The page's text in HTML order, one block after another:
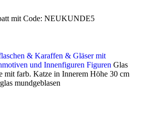
mit Code: NEUKUNDE5
& Karaffen & Gläser mit
und Innenfiguren Figuren Glas
mit farb. Katze in Innerem Höhe 30 cm
mundgeblasen